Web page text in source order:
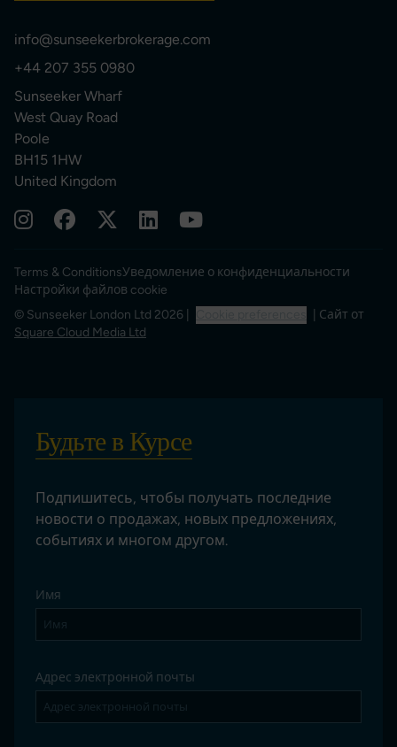
info@sunseekerbrokerage.com
+44 207 355 0980
Sunseeker Wharf
West Quay Road
Poole
BH15 1HW
United Kingdom
Terms & ConditionsУведомление о конфиденциальности
Настройки файлов cookie
© Sunseeker London Ltd 2026 |
| Сайт от
Square Cloud Media Ltd
Будьте в Курсе
Подпишитесь, чтобы получать последние
новости о продажах, новых предложениях,
событиях и многом другом.
Имя
Адрес электронной почты